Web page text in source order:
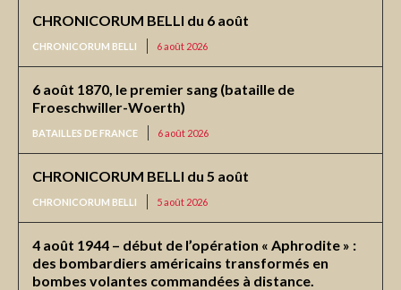
CHRONICORUM BELLI du 6 août
CHRONICORUM BELLI 6 août 2026
6 août 1870, le premier sang (bataille de
Froeschwiller-Woerth)
BATAILLES DE FRANCE 6 août 2026
CHRONICORUM BELLI du 5 août
CHRONICORUM BELLI 5 août 2026
4 août 1944 – début de l’opération « Aphrodite » :
des bombardiers américains transformés en
bombes volantes commandées à distance.